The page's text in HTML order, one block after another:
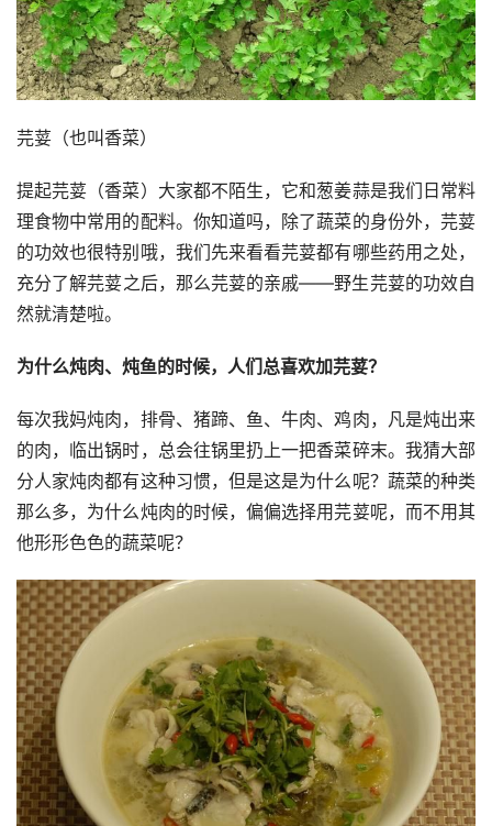
芫荽（也叫香菜）
提起芫荽（香菜）大家都不陌生，它和葱姜蒜是我们日常料
理食物中常用的配料。你知道吗，除了蔬菜的身份外，芫荽
的功效也很特别哦，我们先来看看芫荽都有哪些药用之处，
充分了解芫荽之后，那么芫荽的亲戚——野生芫荽的功效自
然就清楚啦。
为什么炖肉、炖鱼的时候，人们总喜欢加芫荽？
每次我妈炖肉，排骨、猪蹄、鱼、牛肉、鸡肉，凡是炖出来
的肉，临出锅时，总会往锅里扔上一把香菜碎末。我猜大部
分人家炖肉都有这种习惯，但是这是为什么呢？蔬菜的种类
那么多，为什么炖肉的时候，偏偏选择用芫荽呢，而不用其
他形形色色的蔬菜呢？